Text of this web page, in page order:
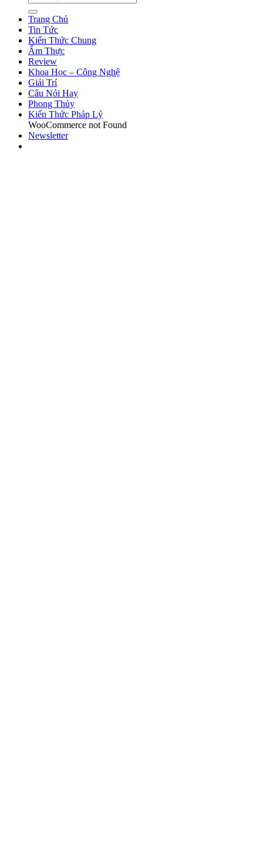
Trang Chủ
Tin Tức
Kiến Thức Chung
Ẩm Thực
Review
Khoa Học – Công Nghệ
Giải Trí
Câu Nói Hay
Phong Thủy
Kiến Thức Pháp Lý
WooCommerce not Found
Newsletter